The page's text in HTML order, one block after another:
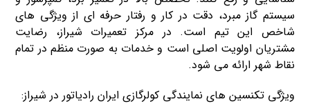
سیستم گاز مبرد، دقت در کار و رفتار حرفه ای از ویژگی های
شاخص این تیم است. در مرکز تعمیرات شیراز، رضایت
مشتریان اولویت اصلی است و خدمات به صورت منظم در تمام
نقاط شهر ارائه می شود.
ویژگی تکنسین های نمایندگی کولرگازی ایران رادیاتور در شیراز: